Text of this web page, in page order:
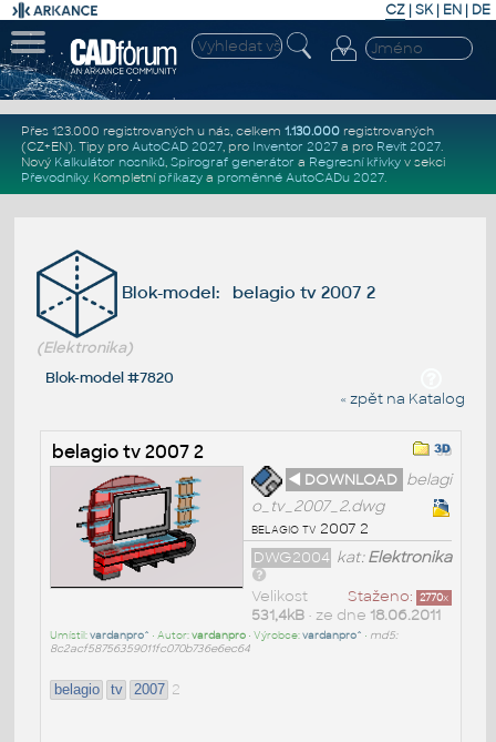
CZ | SK| EN | DE
Přes 123.000 registrovaných u nás, celkem 1.130.000registrovaných
(CZ+EN). Tipy pro AutoCAD 2027, pro Inventor 2027a pro Revit 2027.
Nový Kalkulátor nosníků, Spirograf generátor a Regresní křivkyv sekci
Převodníky. Kompletní příkazya proměnné AutoCADu 2027.
Blok-model: belagio tv 2007 2
(Elektronika)
Blok-model #7820
« zpět na Katalog
belagio tv 2007 2
◄ DOWNLOAD belagi
o_tv_2007_2.dwg
belagio tv 2007 2
kat:Elektronika
DWG2004
Staženo: 2770x
Velikost
531,4kB• ze dne 18.06.2011
Umístil:vardanpro^ • Autor:vardanpro• Výrobce:vardanpro^ • md5:
8c2acf58756359011fc070b736e6ec64
belagio tv 2007 2